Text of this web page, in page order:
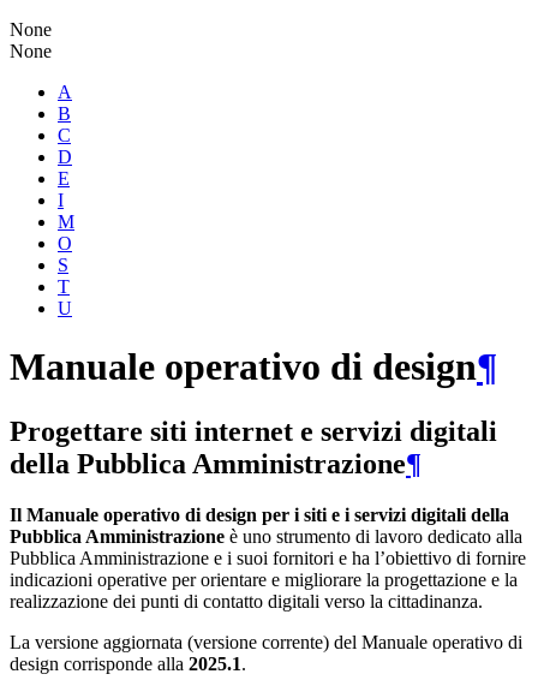
None
None
A
B
C
D
E
I
M
O
S
T
U
Manuale operativo di design¶
Progettare siti internet e servizi digitali
della Pubblica Amministrazione¶
Il Manuale operativo di design per i siti e i servizi digitali della
Pubblica Amministrazione è uno strumento di lavoro dedicato alla
Pubblica Amministrazione e i suoi fornitori e ha l’obiettivo di fornire
indicazioni operative per orientare e migliorare la progettazione e la
realizzazione dei punti di contatto digitali verso la cittadinanza.
La versione aggiornata (versione corrente) del Manuale operativo di
design corrisponde alla 2025.1.